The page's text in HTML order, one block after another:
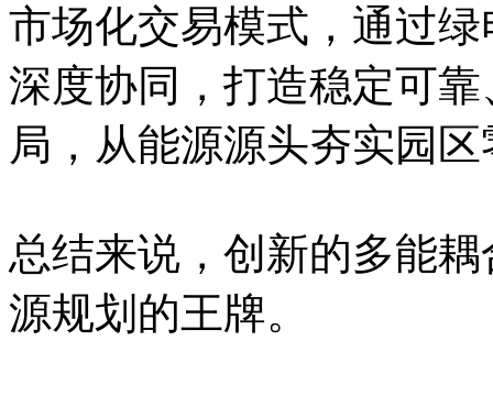
市场化交易模式，通过绿
深度协同，打造稳定可
局，从能源源头夯实园
总结来说，创新的多能
源规划的王牌。